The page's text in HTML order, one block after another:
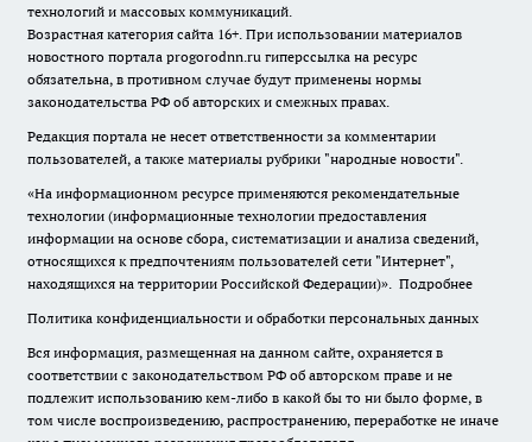
технологий и массовых коммуникаций.
Возрастная категория сайта 16+. При использовании материалов
новостного портала progorodnn.ru гиперссылка на ресурс
обязательна, в противном случае будут применены нормы
законодательства РФ об авторских и смежных правах.
Редакция портала не несет ответственности за комментарии
пользователей, а также материалы рубрики "народные новости".
«На информационном ресурсе применяются рекомендательные
технологии (информационные технологии предоставления
информации на основе сбора, систематизации и анализа сведений,
относящихся к предпочтениям пользователей сети "Интернет",
находящихся на территории Российской Федерации)». Подробнее
Политика конфиденциальности и обработки персональных данных
Вся информация, размещенная на данном сайте, охраняется в
соответствии с законодательством РФ об авторском праве и не
подлежит использованию кем-либо в какой бы то ни было форме, в
том числе воспроизведению, распространению, переработке не иначе